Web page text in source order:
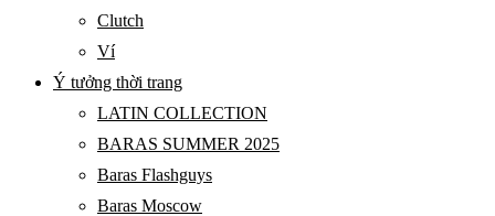
Clutch
Ví
Ý tưởng thời trang
LATIN COLLECTION
BARAS SUMMER 2025
Baras Flashguys
Baras Moscow